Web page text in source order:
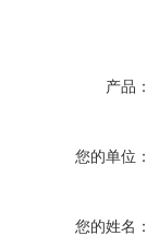
产品
您的单位
您的姓名